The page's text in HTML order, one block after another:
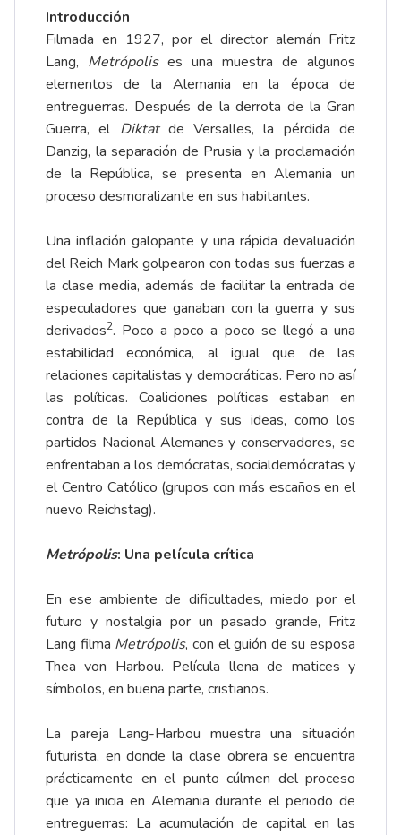
Introducción
Filmada en 1927, por el director alemán Fritz
Lang, Metrópolis es una muestra de algunos
elementos de la Alemania en la época de
entreguerras. Después de la derrota de la Gran
Guerra, el Diktat de Versalles, la pérdida de
Danzig, la separación de Prusia y la proclamación
de la República, se presenta en Alemania un
proceso desmoralizante en sus habitantes.
Una inflación galopante y una rápida devaluación
del Reich Mark golpearon con todas sus fuerzas a
la clase media, además de facilitar la entrada de
especuladores que ganaban con la guerra y sus
derivados2. Poco a poco a poco se llegó a una
estabilidad económica, al igual que de las
relaciones capitalistas y democráticas. Pero no así
las políticas. Coaliciones políticas estaban en
contra de la República y sus ideas, como los
partidos Nacional Alemanes y conservadores, se
enfrentaban a los demócratas, socialdemócratas y
el Centro Católico (grupos con más escaños en el
nuevo Reichstag).
Metrópolis: Una película crítica
En ese ambiente de dificultades, miedo por el
futuro y nostalgia por un pasado grande, Fritz
Lang filma Metrópolis, con el guión de su esposa
Thea von Harbou. Película llena de matices y
símbolos, en buena parte, cristianos.
La pareja Lang-Harbou muestra una situación
futurista, en donde la clase obrera se encuentra
prácticamente en el punto cúlmen del proceso
que ya inicia en Alemania durante el periodo de
entreguerras: La acumulación de capital en las